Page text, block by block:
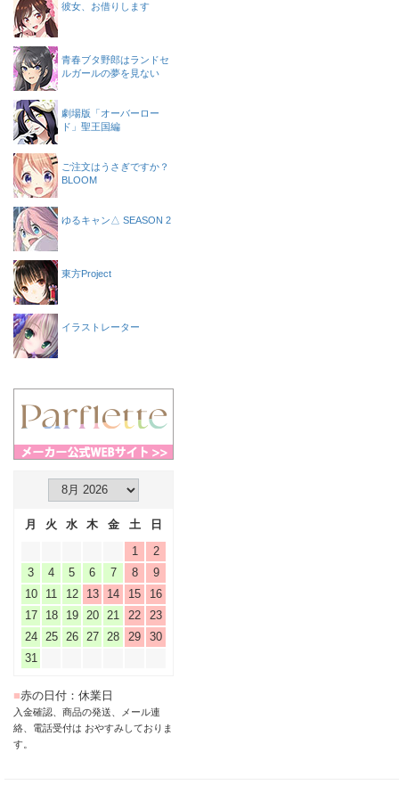
彼女、お借りします
青春ブタ野郎はランドセ
ルガールの夢を見ない
劇場版「オーバーロー
ド」聖王国編
ご注文はうさぎですか？
BLOOM
ゆるキャン△ SEASON 2
東方Project
イラストレーター
月 火 水 木 金 土
日
1
2
3
4 5 6 7 8
9
10
11 12 13 14 15
16
17
18 19 20 21 22
23
24
25 26 27 28 29
30
31
■赤の日付：休業日
入金確認、商品の発送、メール連
絡、電話受付は おやすみしておりま
す。